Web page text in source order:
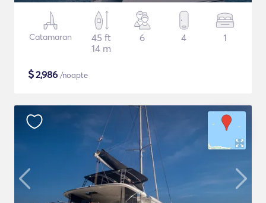
Catamaran
45 ft
14 m
6 4 1
$2,986 /noapte